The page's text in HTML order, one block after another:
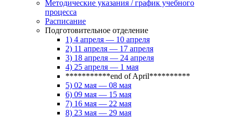
Методические указания / график учебного
процесса
Расписание
Подготовительное отделение
1) 4 апреля — 10 апреля
2) 11 апреля — 17 апреля
3) 18 апреля — 24 апреля
4) 25 апреля — 1 мая
***********end of April**********
5) 02 мая — 08 мая
6) 09 мая — 15 мая
7) 16 мая — 22 мая
8) 23 мая — 29 мая